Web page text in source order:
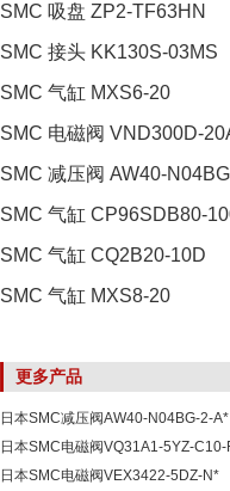
SMC 吸盘 ZP2-TF63HN
SMC 接头 KK130S-03MS
SMC 气缸 MXS6-20
SMC 电磁阀 VND300D-
SMC 减压阀 AW40-
SMC 气缸 CP96SDB80-
SMC 气缸 CQ2B20-10D
SMC 气缸 MXS8-20
更多产品
日本SMC减压阀AW40-N04BG-2-A*
日本SMC电磁阀VQ31A1-5YZ-
日本SMC电磁阀VEX3422-5DZ-N*